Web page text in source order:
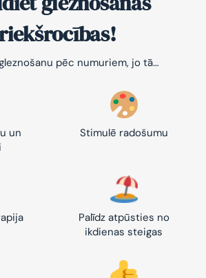
pēc numuriem, jo tā…
un
Stimulē radošumu
Palīdz atpūsties no
ikdienas steigas